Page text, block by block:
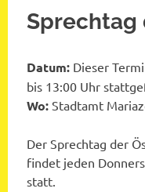
Sprechtag
Datum: Dieser
bis 13:00 Uhr
Wo: Stadtamt
Der Sprechtag der
findet jeden
statt.